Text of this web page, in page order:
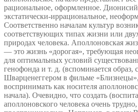
рациональное, оформленное.
экстатически-иррациональное,
Соответственно началам культур
соответствующих типах жизни или
природах человека. Аполлоновская
— это жизнь «дорогая», требующая
для оптимальных условий
генофонда и т. д. (вспоминается образ,
Шварценеггером в фильме
воспринимать как носителя
начала). Очевидно, что создать
аполлоновского человека очень